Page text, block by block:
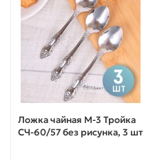
Ложка чайная М-3 Тройка
СЧ-60/57 без рисунка, 3 шт